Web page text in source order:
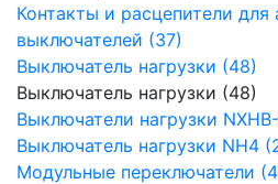
Контакты и расцепители для
выключателей (37)
Выключатель нагрузки (48)
Выключатель нагрузки (48)
Выключатели нагрузки
Выключатель нагрузки NH4
Модульные переключатели